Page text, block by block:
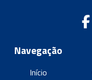
Navegação
Início